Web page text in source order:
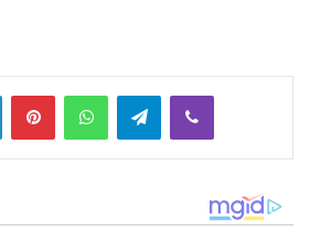
LinkedInPinterestWhatsAppTelegramViber